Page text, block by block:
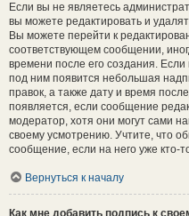
Если вы не являетесь
вы можете редактировать и
Вы можете перейти к
соответствующем сообщении,
времени после его создания.
под ним появится небольшая
правок, а также дату и время
появляется, если сообщение
модератор, хотя они могут сами
своему усмотрению. Учтите, что
сообщение, если на него уже кто-
Вернуться к началу
Как мне добавить подпись к